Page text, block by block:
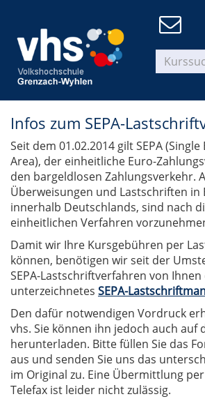
Infos zum SEPA-
Seit dem 01.02.2014 gilt SEPA
Area), der einheitliche Euro-
den bargeldlosen Zahlungsverkehr.
Überweisungen und Lastschriften in
innerhalb Deutschlands, sind nach
einheitlichen Verfahren
Damit wir Ihre Kursgebühren per
können, benötigen wir seit der
SEPA-Lastschriftverfahren von
unterzeichnetes SEPA-
Den dafür notwendigen Vordruck
vhs. Sie können ihn jedoch auch auf
herunterladen. Bitte füllen Sie das
aus und senden Sie uns das
im Original zu. Eine Übermittlung
Telefax ist leider nicht zulässig.